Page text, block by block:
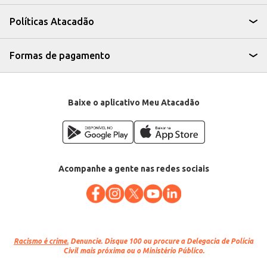
A Carne Bovina Coxão Duro Reserva Resfriada apresenta-se como uma
opção eficiente para atender às necessidades de seus clientes, seja em
grandes ou pequenas quantidades. Sua versatilidade na cozinha e a
Marca: Reserva
Departamento: Carnes, aves e peixes
Categoria: Carne bovina
Políticas Atacadão
Formas de pagamento
Baixe o aplicativo Meu Atacadão
Acompanhe a gente nas redes sociais
Racismo é crime. Denuncie. Disque 100 ou procure a Delegacia de Polícia
Civil mais próxima ou o Ministério Público.